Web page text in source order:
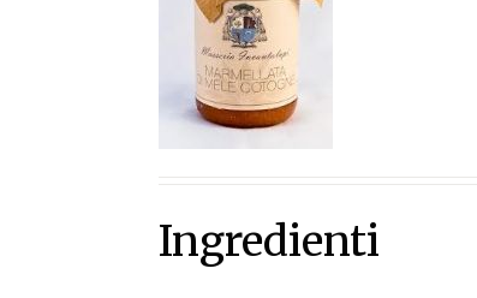
Ricette Piatti unici
Ricette Pesce
Video Ricette
Ingredienti